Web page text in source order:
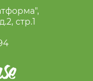
стр.1